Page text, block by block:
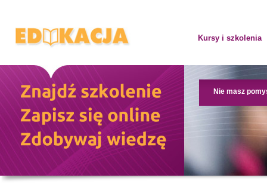
Kursy i szkolenia
Nie masz